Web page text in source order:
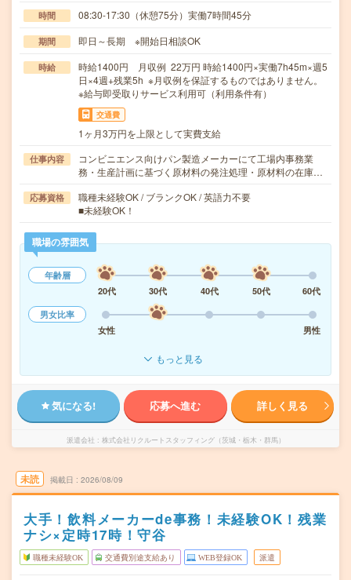
時間 08:30-17:30（休憩75分）実働7時間45分
期間 即日～長期 ※開始日相談OK
時給
時給1400円 月収例 22万円 時給1400円×実働7h45m×週5
日×4週+残業5h ※月収例を保証するものではありません。
※給与即受取りサービス利用可（利用条件有）
交通費
1ヶ月3万円を上限として実費支給
仕事内容
コンビニエンス向けパン製造メーカーにて工場内事務業
務・生産計画に基づく原材料の発注処理・原材料の在庫…
応募資格
職種未経験OK / ブランクOK / 英語力不要
■未経験OK！
職場の雰囲気
年齢層
20代
30代 40代 50代
60代
男女比率
女性
男性
もっと見る
気になる! 応募へ進む 詳しく見る
派遣会社 株式会社リクルートスタッフィング（茨城・栃木・群馬）
未読 掲載日 2026/08/09
大手！飲料メーカーde事務！未経験OK！残業
ナシ×定時17時！守谷
職種未経験OK 交通費別途支給あり WEB登録OK 派遣